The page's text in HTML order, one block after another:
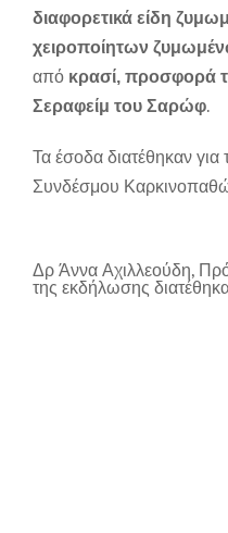
διαφορετικά είδη
χειροποίητων
από κρασί, προσφορά
Σεραφείμ του Σαρώφ.
Τα έσοδα διατέθηκαν
Συνδέσμου
Δρ Άννα Αχιλλεούδη,
της εκδήλωσης